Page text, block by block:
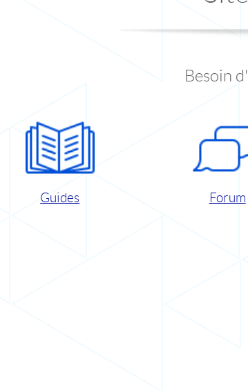
Besoin
Guides Forum